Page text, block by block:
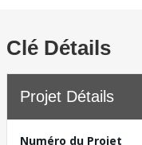
Clé Détails
Projet Détails
Numéro du Projet